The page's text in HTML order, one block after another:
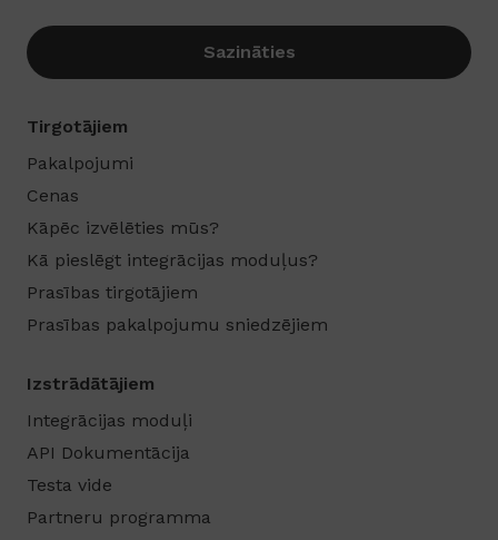
Sazināties
Tirgotājiem
Pakalpojumi
Cenas
Kāpēc izvēlēties mūs?
Kā pieslēgt integrācijas moduļus?
Prasības tirgotājiem
Prasības pakalpojumu sniedzējiem
Izstrādātājiem
Integrācijas moduļi
API Dokumentācija
Testa vide
Partneru programma